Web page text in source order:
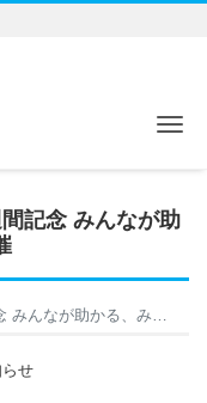
記念 みんなが助
、みんなで助ける防災」開催
せ